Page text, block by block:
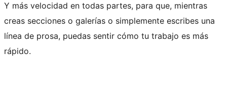
Y más velocidad en todas partes, para que, mientras
creas secciones o galerías o simplemente escribes una
línea de prosa, puedas sentir cómo tu trabajo es más
rápido.